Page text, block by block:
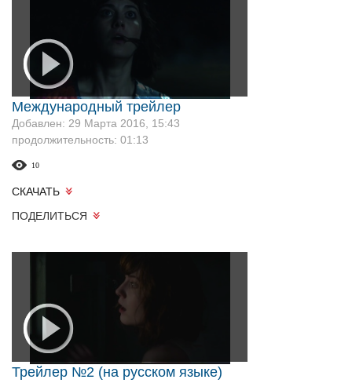
Международный трейлер
Добавлен: 29 Марта 2016, 15:43
продолжительность: 01:13
10
СКАЧАТЬ
ПОДЕЛИТЬСЯ
Трейлер №2 (на русском языке)